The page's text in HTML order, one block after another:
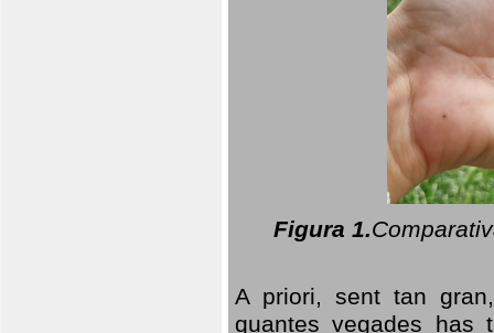
Figura 1.
A priori, sent tan
quantes vegades has